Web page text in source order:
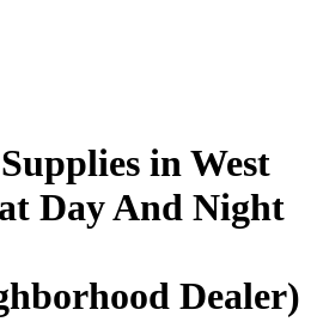
in West
Day And Night
Dealer)